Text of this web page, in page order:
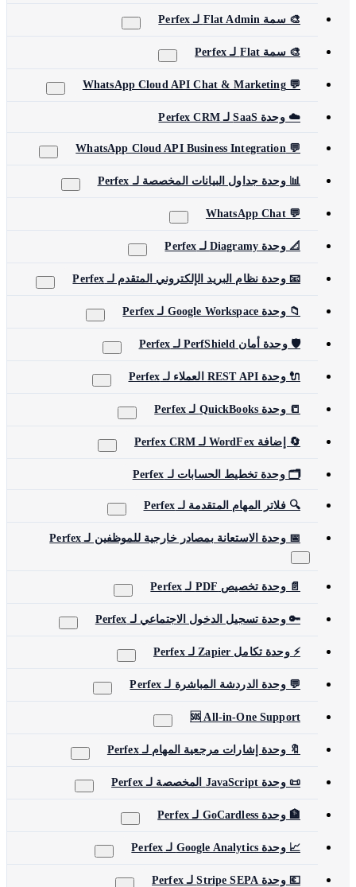
🎨 سمة Flat Admin لـ Perfex
🎨 سمة Flat لـ Perfex
💬 WhatsApp Cloud API Chat & Marketing
☁️ وحدة SaaS لـ Perfex CRM
💬 WhatsApp Cloud API Business Integration
📊 وحدة جداول البيانات المخصصة لـ Perfex
💬 WhatsApp Chat
📐 وحدة Diagramy لـ Perfex
📧 وحدة نظام البريد الإلكتروني المتقدم لـ Perfex
📁 وحدة Google Workspace لـ Perfex
🛡️ وحدة أمان PerfShield لـ Perfex
🔌 وحدة REST API العملاء لـ Perfex
📒 وحدة QuickBooks لـ Perfex
🔄 إضافة WordFex لـ Perfex CRM
🗂️ وحدة تخطيط الحسابات لـ Perfex
🔍 فلاتر المهام المتقدمة لـ Perfex
📅 وحدة الاستعانة بمصادر خارجية للموظفين لـ Perfex
📄 وحدة تخصيص PDF لـ Perfex
🔑 وحدة تسجيل الدخول الاجتماعي لـ Perfex
⚡ وحدة تكامل Zapier لـ Perfex
💬 وحدة الدردشة المباشرة لـ Perfex
🆘 All-in-One Support
🔖 وحدة إشارات مرجعية المهام لـ Perfex
📜 وحدة JavaScript المخصصة لـ Perfex
🏦 وحدة GoCardless لـ Perfex
📈 وحدة Google Analytics لـ Perfex
💶 وحدة Stripe SEPA لـ Perfex